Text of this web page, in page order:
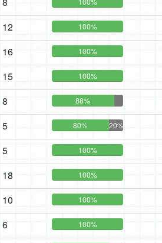
12 100%
16 100%
15 100%
8 88%
5 80% 20%
5 100%
18 100%
10 100%
6 100%